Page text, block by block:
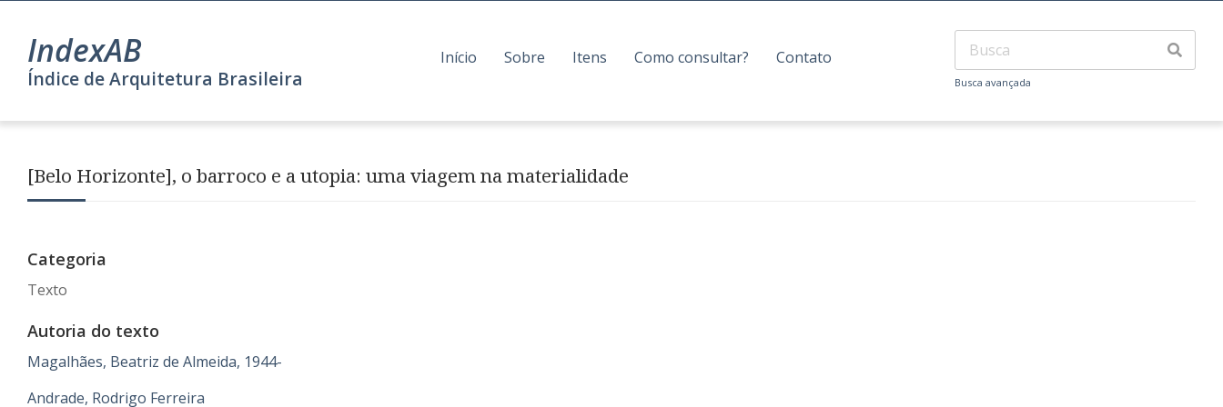
IndexAB
Índice de Arquitetura Brasileira
Início Sobre Itens Como consultar? Contato
Busca avançada
[Belo Horizonte], o barroco e a utopia: uma viagem na materialidade
Categoria
Texto
Autoria do texto
Magalhães, Beatriz de Almeida, 1944-
Andrade, Rodrigo Ferreira